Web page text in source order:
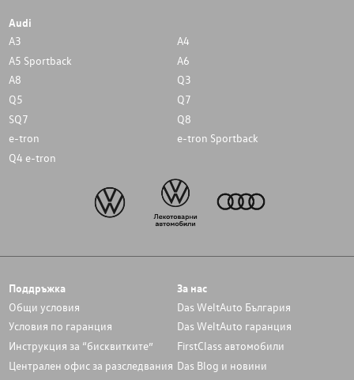
Audi
A3
A4
A5 Sportback
A6
A8
Q3
Q5
Q7
SQ7
Q8
e-tron
e-tron Sportback
Q4 e-tron
Поддръжка
Общи условия
Условия по гаранция
Инструкция за “бисквитките”
Централен офис за разследвания
За нас
Das WeltAuto България
Das WeltAuto гаранция
FirstClass автомобили
Das Blog и новини